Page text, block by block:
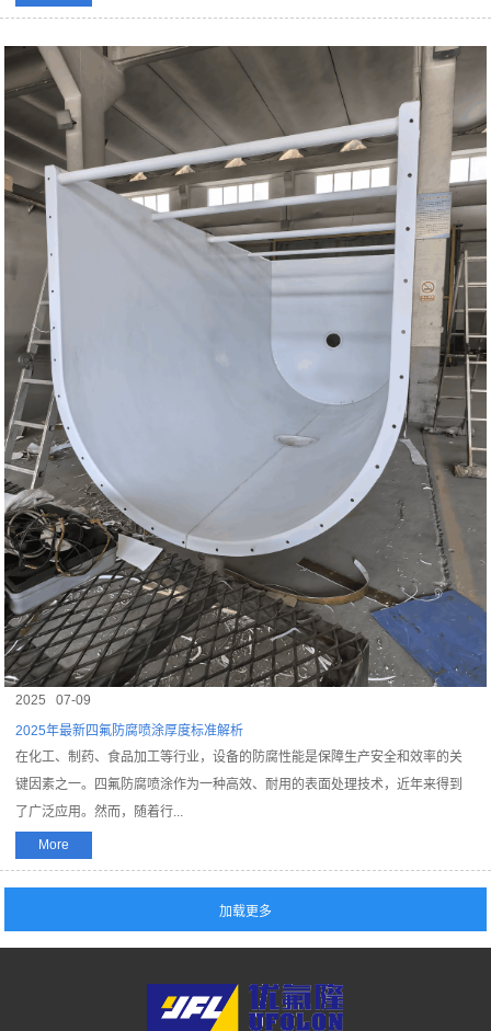
07-09
2025
2025年最新四氟防腐喷涂厚度标准解析
在化工、制药、食品加工等行业，设备的防腐性能是保障生产安全和效率的关
键因素之一。四氟防腐喷涂作为一种高效、耐用的表面处理技术，近年来得到
了广泛应用。然而，随着行...
More